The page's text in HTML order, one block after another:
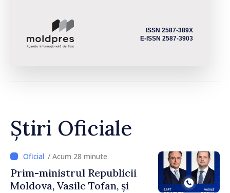
ISSN 2587-389X
E-ISSN 2587-3903
Știri Oficiale
/ Acum 28 minute
Prim-ministrul Republicii
Moldova, Vasile Tofan, și